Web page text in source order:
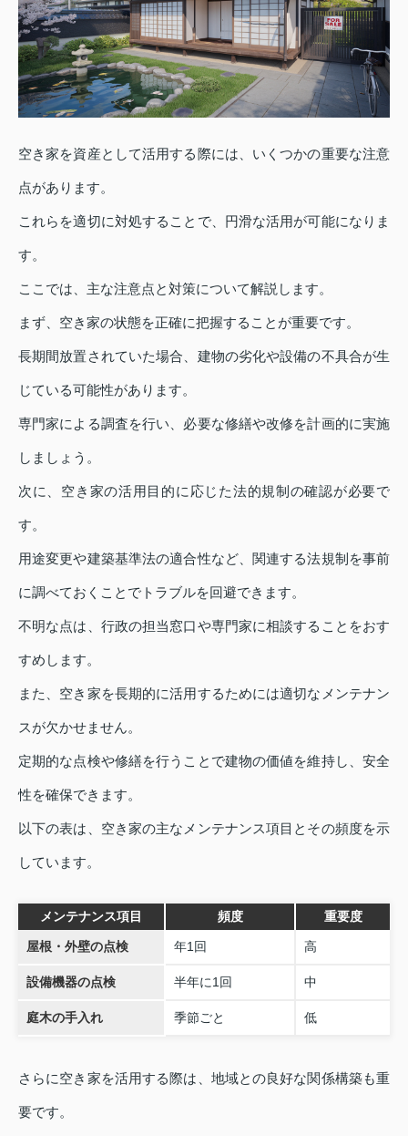
空き家を資産として活用する際には、いくつかの重要な注意
点があります。
これらを適切に対処することで、円滑な活用が可能になりま
す。
ここでは、主な注意点と対策について解説します。
まず、空き家の状態を正確に把握することが重要です。
長期間放置されていた場合、建物の劣化や設備の不具合が生
じている可能性があります。
専門家による調査を行い、必要な修繕や改修を計画的に実施
しましょう。
次に、空き家の活用目的に応じた法的規制の確認が必要で
す。
用途変更や建築基準法の適合性など、関連する法規制を事前
に調べておくことでトラブルを回避できます。
不明な点は、行政の担当窓口や専門家に相談することをおす
すめします。
また、空き家を長期的に活用するためには適切なメンテナン
スが欠かせません。
定期的な点検や修繕を行うことで建物の価値を維持し、安全
性を確保できます。
以下の表は、空き家の主なメンテナンス項目とその頻度を示
しています。
メンテナンス項目 頻度 重要度
屋根・外壁の点検 年1回 高
設備機器の点検 半年に1回 中
庭木の手入れ 季節ごと 低
さらに空き家を活用する際は、地域との良好な関係構築も重
要です。